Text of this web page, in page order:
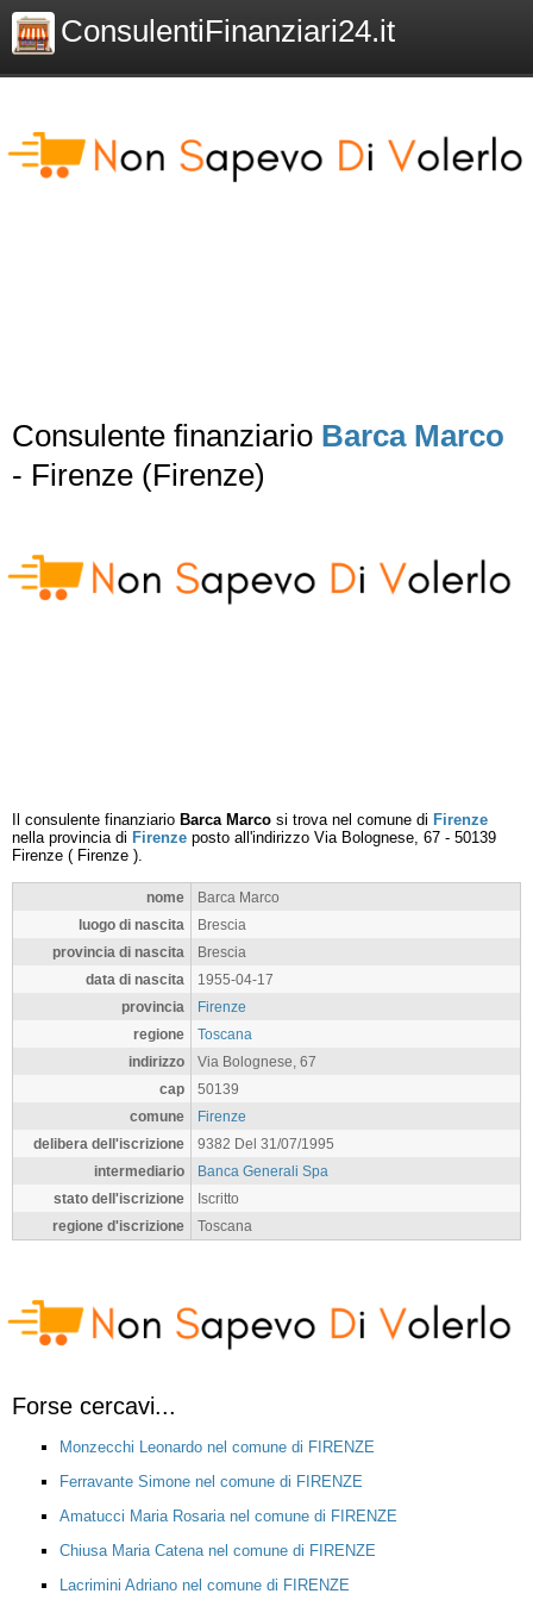
ConsulentiFinanziari24.it
Consulente finanziario Barca Marco
- Firenze (Firenze)
Il consulente finanziario Barca Marco si trova nel comune di Firenze
nella provincia di Firenze posto all'indirizzo Via Bolognese, 67 - 50139
Firenze ( Firenze ).
nome
Barca Marco
luogo di nascita
Brescia
provincia di nascita
Brescia
data di nascita
1955-04-17
provincia
Firenze
regione
Toscana
indirizzo
Via Bolognese, 67
cap
50139
comune
Firenze
delibera dell'iscrizione
9382 Del 31/07/1995
intermediario
Banca Generali Spa
stato dell'iscrizione
Iscritto
regione d'iscrizione
Toscana
Forse cercavi...
Monzecchi Leonardo nel comune di FIRENZE
Ferravante Simone nel comune di FIRENZE
Amatucci Maria Rosaria nel comune di FIRENZE
Chiusa Maria Catena nel comune di FIRENZE
Lacrimini Adriano nel comune di FIRENZE